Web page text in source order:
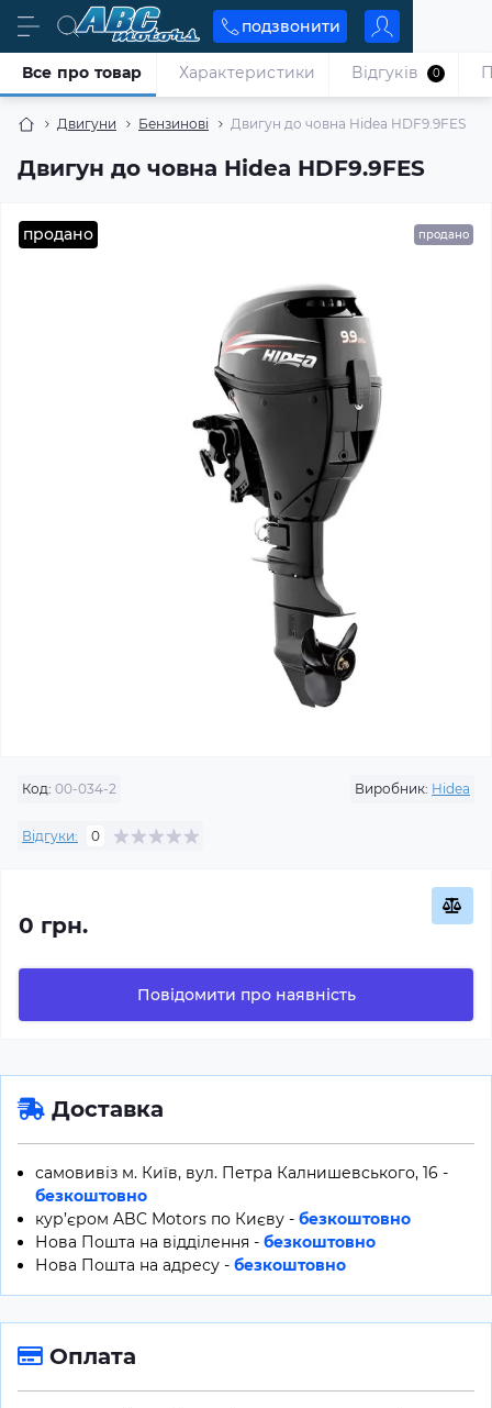
подзвонити
Двигуни Бензинові Двигун до човна Hidea HDF9.9FES
Двигун до човна Hidea HDF9.9FES
Все про товар Характеристики Відгуків 0
продано продано
Код: 00-034-2 Виробник: Hidea
Відгуки: 0
0 грн.
Повідомити про наявність
Доставка
самовивіз м. Київ, вул. Петра Калнишевського, 16 -
безкоштовно
кур’єром ABC Motors по Києву - безкоштовно
Нова Пошта на відділення - безкоштовно
Нова Пошта на адресу - безкоштовно
Оплата